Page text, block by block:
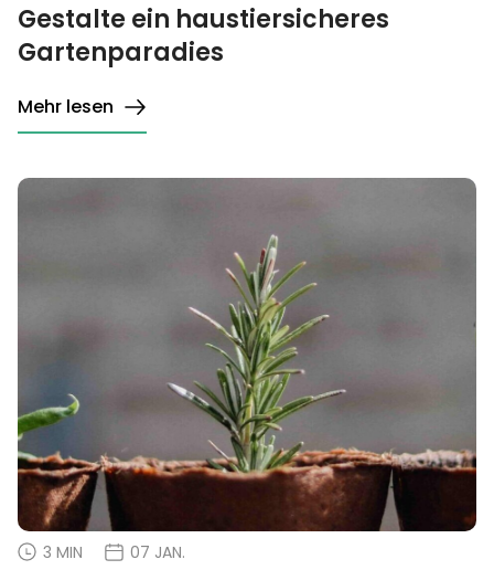
Gestalte ein haustiersicheres
Gartenparadies
Mehr lesen
3 MIN 07 JAN.